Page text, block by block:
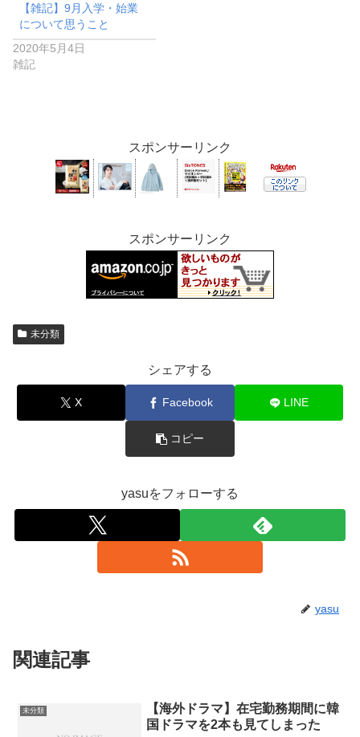
【雑記】9月入学・始業
について思うこと
2020年5月4日
雑記
スポンサーリンク
スポンサーリンク
未分類
シェアする
X Facebook LINE
コピー
yasuをフォローする
yasu
関連記事
未分類
【海外ドラマ】在宅勤務期間に韓
国ドラマを2本も見てしまった